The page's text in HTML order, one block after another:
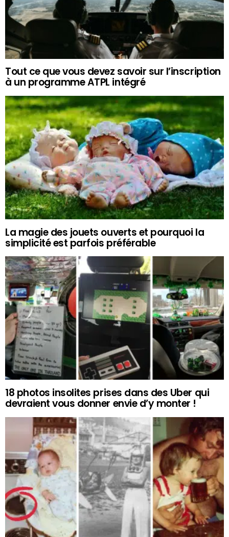
Tout ce que vous devez savoir sur l’inscription
à un programme ATPL intégré
La magie des jouets ouverts et pourquoi la
simplicité est parfois préférable
18 photos insolites prises dans des Uber qui
devraient vous donner envie d’y monter !